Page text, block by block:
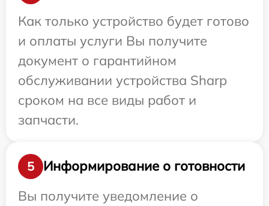
Как только устройство будет готово
и оплаты услуги Вы получите
документ о гарантийном
обслуживании устройства Sharp
сроком на все виды работ и
запчасти.
5
Информирование о готовности
Вы получите уведомление о